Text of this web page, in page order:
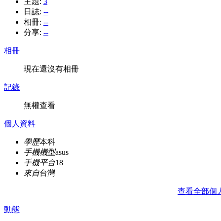
日誌: --
相冊: --
分享: --
相冊
現在還沒有相冊
記錄
無權查看
個人資料
學歷本科
手機機型asus
手機平台18
來自台灣
查看全部個
動態